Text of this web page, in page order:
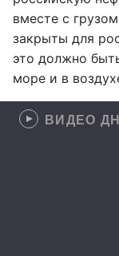
вместе с
закрыты для
это должно
море и в
ВИДЕО